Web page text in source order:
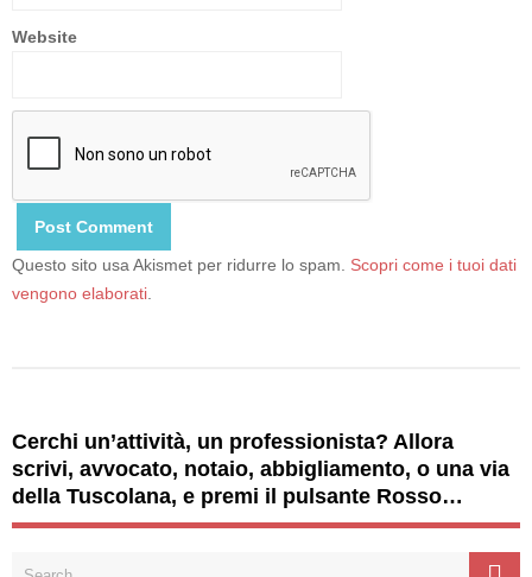
Website
Questo sito usa Akismet per ridurre lo spam. Scopri come i tuoi dati
vengono elaborati
Cerchi un’attività, un professionista? Allora
scrivi, avvocato, notaio, abbigliamento, o una via
della Tuscolana, e premi il pulsante Rosso…